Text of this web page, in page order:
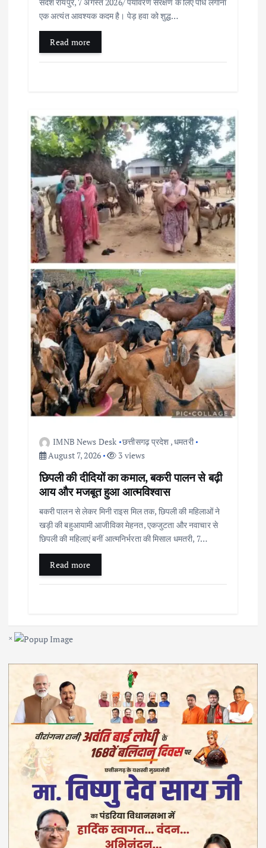
एक अत्यंत आवश्यक कदम है। पेड़ हवा को शुद्ध…
Read more
IMNB News Desk छत्तीसगढ़ प्रदेश ,धमतरी
August 7, 2026
3 views
छिपली की दीदियों का कमाल, बकरी पालन से बढ़ी
आय और मजबूत हुआ आत्मविश्वास
बकरी पालन से लेकर मिनी राइस मिल तक, छिपली की महिलाओं ने
खड़ी की बहुआयामी आजीविका मेहनत, एकजुटता और नवाचार से
छिपली की महिलाएं बनीं आत्मनिर्भरता की मिसाल धमतरी, 7…
Read more
×